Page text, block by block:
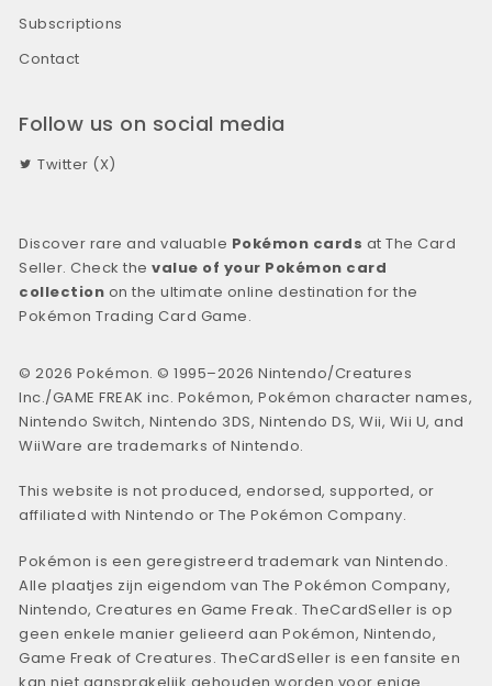
Subscriptions
Contact
Follow us on social media
Twitter (X)
Discover rare and valuable Pokémon cards at The Card
Seller. Check thevalue of your Pokémon card
collection on the ultimate online destination for the
Pokémon Trading Card Game.
© 2026 Pokémon. © 1995–2026 Nintendo/Creatures
Inc./GAME FREAK inc. Pokémon, Pokémon character names,
Nintendo Switch, Nintendo 3DS, Nintendo DS, Wii, Wii U, and
WiiWare are trademarks of Nintendo.
This website is not produced, endorsed, supported, or
affiliated with Nintendo or The Pokémon Company.
Pokémon is een geregistreerd trademark van Nintendo.
Alle plaatjes zijn eigendom van The Pokémon Company,
Nintendo, Creatures en Game Freak. TheCardSeller is op
geen enkele manier gelieerd aan Pokémon, Nintendo,
Game Freak of Creatures. TheCardSeller is een fansite en
kan niet aansprakelijk gehouden worden voor enige